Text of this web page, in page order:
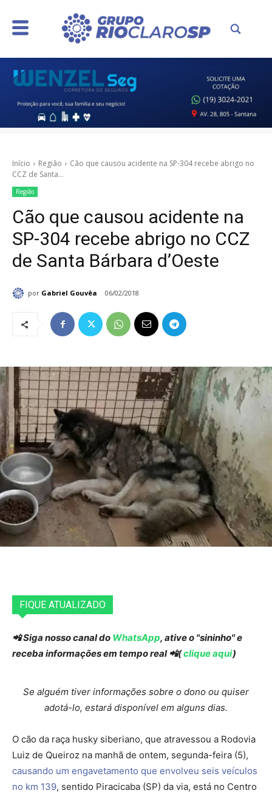
Início Região
Cão que causou acidente na SP-304 recebe abrigo no
CCZ de Santa...
Região
Cão que causou acidente na
SP-304 recebe abrigo no CCZ
de Santa Bárbara d’Oeste
por Gabriel Gouvêa 06/02/2018
FIQUE ATUALIZADO
📲 Siga nosso canal do WhatsApp, ative o "sininho" e
receba informações em tempo real 📲(clique aqui)
Se alguém tiver informações sobre o dono ou quiser
adotá-lo, estará disponível em alguns dias.
O cão da raça husky siberiano, que atravessou a Rodovia
Luiz de Queiroz na manhã de ontem, segunda-feira (5),
causando um engavetamento que envolveu seis veículos
no km 139, sentido Piracicaba (SP) da via, está no Centro